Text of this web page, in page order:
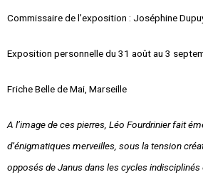
Commissaire de l’exposition : Joséphine
Exposition personnelle du 31 août au 3
Friche Belle de Mai, Marseille
A l’image de ces pierres, Léo Fourdrinier fait
d’énigmatiques merveilles, sous la tension
opposés de Janus dans les cycles indisciplinés